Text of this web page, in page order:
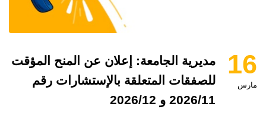
16
مارس
مديرية الجامعة: إعلان عن المنح المؤقت
للصفقات المتعلقة بالإستشارات رقم
2026/11 و 2026/12